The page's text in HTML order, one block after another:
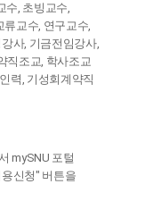
수, 초빙교수,
류교수, 연구교수,
사, 기금전임강사,
직조교, 학사조교
력, 기성회계약직
mySNU 포털
신청" 버튼을